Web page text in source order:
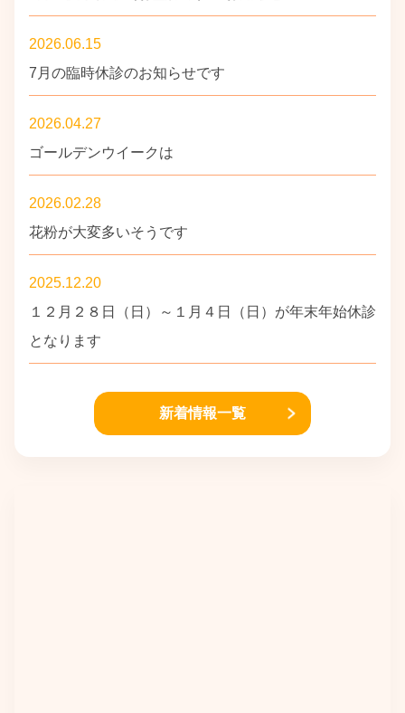
2026.06.15
7月の臨時休診のお知らせです
2026.04.27
ゴールデンウイークは
2026.02.28
花粉が大変多いそうです
2025.12.20
１２月２８日（日）～１月４日（日）が年末年始休診
となります
新着情報一覧